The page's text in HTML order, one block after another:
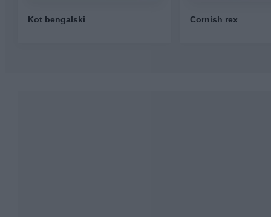
Kot bengalski Cornish rex